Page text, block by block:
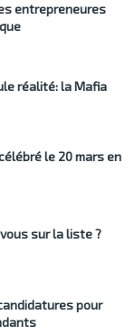
entrepreneures
réalité: la Mafia
le 20 mars en
sur la liste ?
pour